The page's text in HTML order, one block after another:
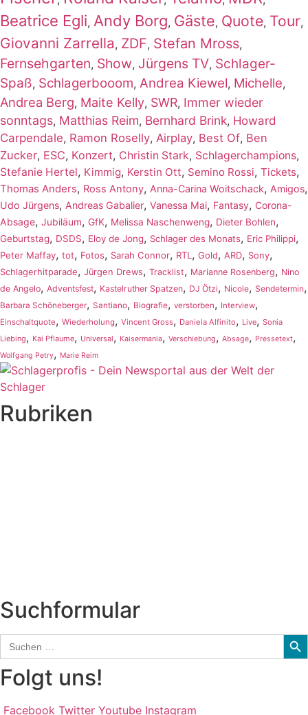
Beatrice Egli, Andy Borg, Gäste, Quote, Tour,
Giovanni Zarrella, ZDF, Stefan Mross,
Fernsehgarten, Show, Jürgens TV, Schlager-
Spaß, Schlagerbooom, Andrea Kiewel, Michelle,
Andrea Berg, Maite Kelly, SWR, Immer wieder
sonntags, Matthias Reim, Bernhard Brink, Howard
Carpendale, Ramon Roselly, Airplay, Best Of, Ben
Zucker, ESC, Konzert, Christin Stark, Schlagerchampions,
Stefanie Hertel, Kimmig, Kerstin Ott, Semino Rossi, Tickets,
Thomas Anders, Ross Antony, Anna-Carina Woitschack, Amigos,
Udo Jürgens, Andreas Gabalier, Vanessa Mai, Fantasy, Corona-
Absage, Jubiläum, GfK, Melissa Naschenweng, Dieter Bohlen,
Geburtstag, DSDS, Eloy de Jong, Schlager des Monats, Eric Philippi,
Peter Maffay, tot, Fotos, Sarah Connor, RTL , Gold, ARD, Sony,
Schlagerhitparade, Jürgen Drews, Tracklist, Marianne Rosenberg, Nino
de Angelo, Adventsfest, Kastelruther Spatzen, DJ Ötzi, Nicole, Sendetermin,
Barbara Schöneberger, Santiano, Biografie, verstorben, Interview,
Einschaltquote, Wiederholung, Vincent Gross, Daniela Alfinito, Live, Sonia
Liebing, Kai Pflaume, Universal, Kaisermania, Verschiebung, Absage, Pressetext,
Wolfgang Petry, Marie Reim
Rubriken
Suchformular
Search
for:
Folgt uns!
Facebook Twitter Youtube Instagram